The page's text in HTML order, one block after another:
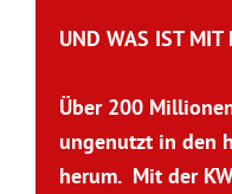
UND WAS IST MIT
Über 200
ungenutzt in den
herum. Mit der